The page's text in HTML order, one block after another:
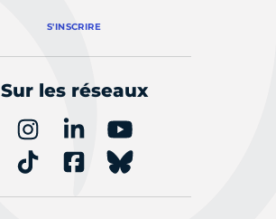
S'INSCRIRE
Sur les réseaux